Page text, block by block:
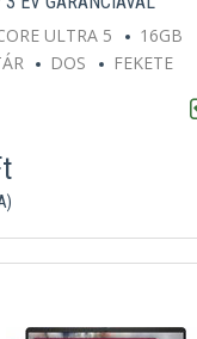
ULTRA 5
16GB
DOS FEKETE